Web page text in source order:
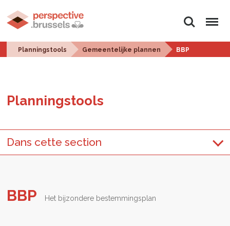
Zoeken Menu
Planningstools Gemeentelijke plannen BBP
Plan­ningstools
Dans cette section
BBP Het bijzondere bestemmingsplan